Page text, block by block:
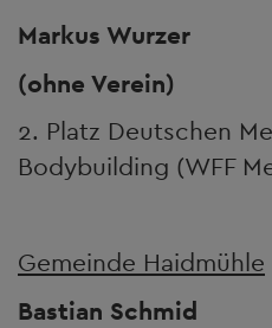
Markus Wurzer
(ohne Verein)
2. Platz Deutschen
Bodybuilding (WFF
Gemeinde Haidmühle
Bastian Schmid